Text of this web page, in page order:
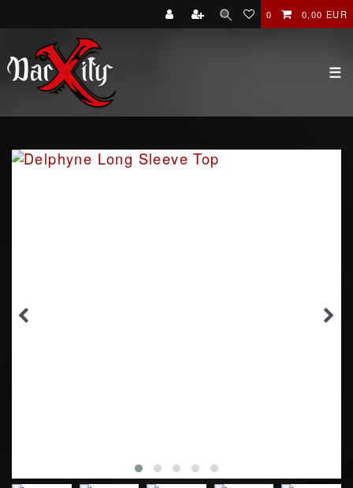
0 0,00 EUR
☰